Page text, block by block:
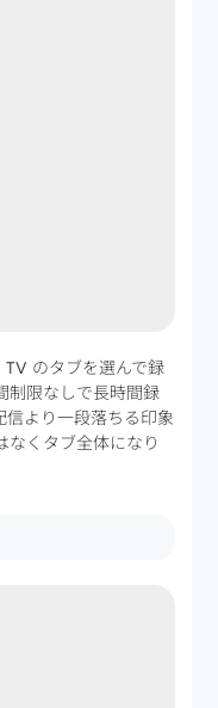
のタブを選んで録
制限なしで長時間録
より一段落ちる印象
なくタブ全体になり